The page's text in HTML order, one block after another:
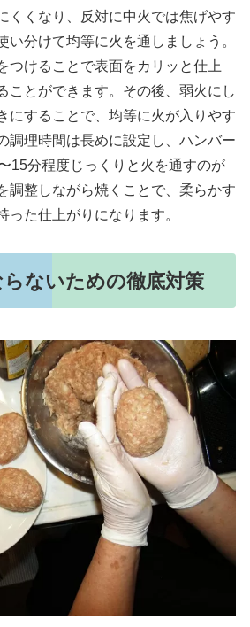
くくなり、反対に中火では焦げやす
い分けて均等に火を通しましょう。
つけることで表面をカリッと仕上
ことができます。その後、弱火にし
にすることで、均等に火が入りやす
調理時間は長めに設定し、ハンバー
15分程度じっくりと火を通すのが
調整しながら焼くことで、柔らかす
った仕上がりになります。
ないための徹底対策